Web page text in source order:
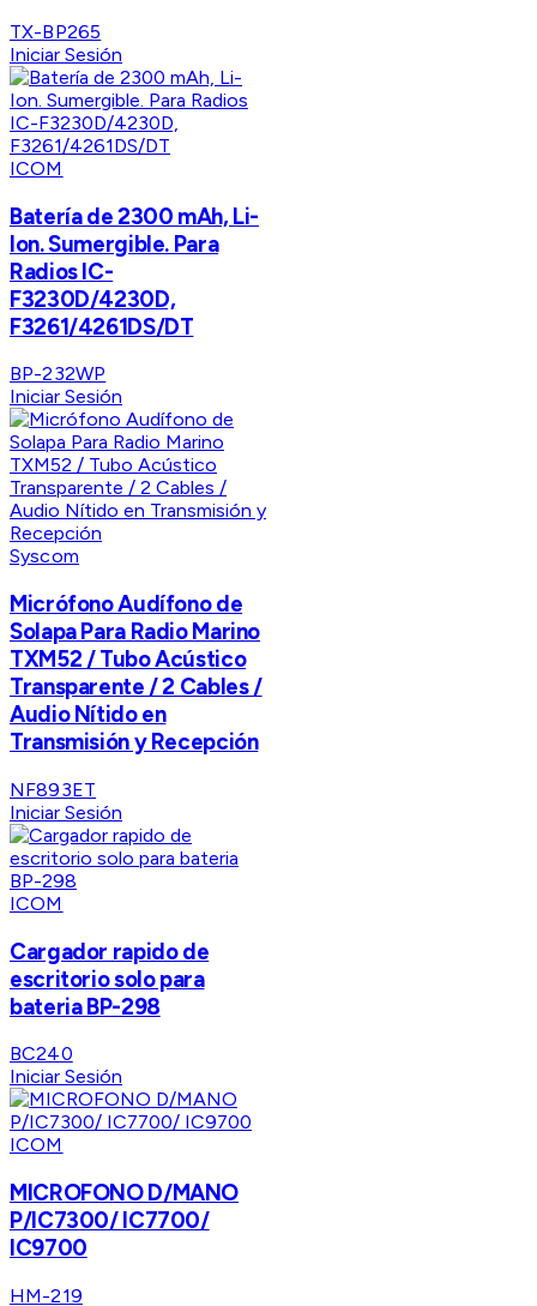
TX-BP265
Iniciar Sesión
ICOM
Batería de 2300 mAh, Li-
Ion. Sumergible. Para
Radios IC-
F3230D/4230D,
F3261/4261DS/DT
BP-232WP
Iniciar Sesión
Syscom
Micrófono Audífono de
Solapa Para Radio Marino
TXM52 / Tubo Acústico
Transparente / 2 Cables /
Audio Nítido en
Transmisión y Recepción
NF893ET
Iniciar Sesión
ICOM
Cargador rapido de
escritorio solo para
bateria BP-298
BC240
Iniciar Sesión
ICOM
MICROFONO D/MANO
P/IC7300/ IC7700/
IC9700
HM-219